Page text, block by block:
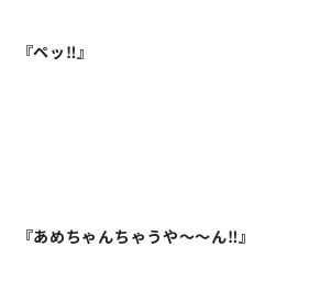
『ペッ‼️』
『あめちゃんちゃうや～～ん‼️』